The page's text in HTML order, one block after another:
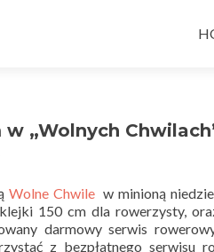
do
w „Wolnych
Wolne Chwile w minioną
150 cm dla rowerzysty,
darmowy serwis
z bezpłatnego serwisu